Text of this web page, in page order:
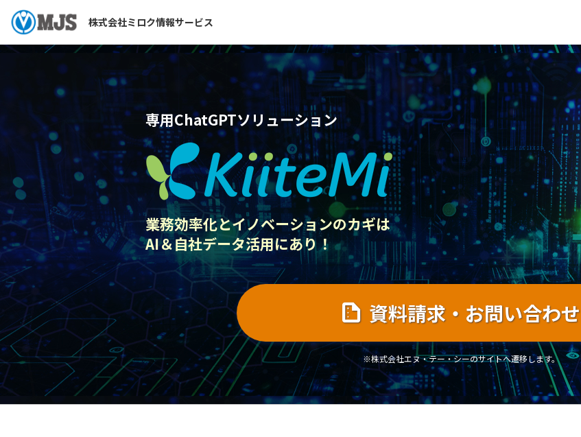
株式会社ミロク情報サービス
専用ChatGPTソリューション
業務効率化とイノベーションのカギは
AI＆自社データ活用にあり！
資料請求・お問い合わせ
※株式会社エヌ・テー・シーのサイトへ遷移します。